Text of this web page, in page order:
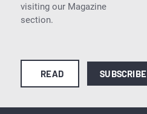
visiting our Magazine
section.
READ SUBSCRIBE